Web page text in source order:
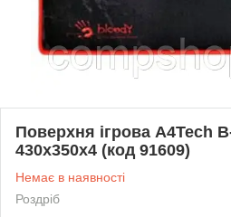
Поверхня ігрова A4Tech
430х350х4 (код 91609)
Немає в наявності
Роздріб